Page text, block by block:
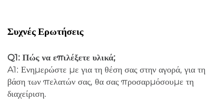
Συχνές Ερωτήσεις
Q1: Πώς να επιλέξετε υλικά;
A1: Ενημερώστε με για τη θέση σας στην αγορά, για τη
βάση των πελατών σας, θα σας προσαρμόσουμε τη
διαχείριση.